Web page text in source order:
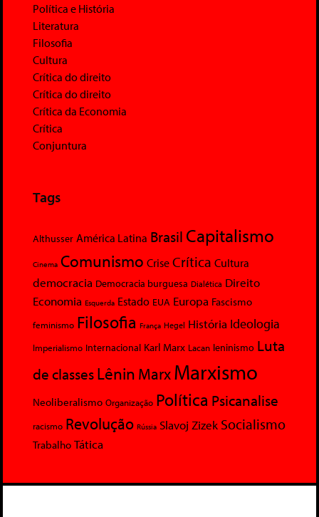
Política e História
Literatura
Filosofia
Cultura
Crítica do direito
Crítica do direito
Crítica da Economia
Crítica
Conjuntura
Tags
Althusser América Latina Brasil Capitalismo
Cinema Comunismo Crise Crítica Cultura
democracia Democracia burguesa Dialética Direito
Economia Esquerda Estado EUA Europa Fascismo
feminismo Filosofia França Hegel História Ideologia
Imperialismo Internacional Karl Marx Lacan leninismo Luta
de classesLênin MarxMarxismo
Neoliberalismo Organização Política Psicanalise
racismo Revolução Rússia Slavoj Zizek Socialismo
Trabalho Tática